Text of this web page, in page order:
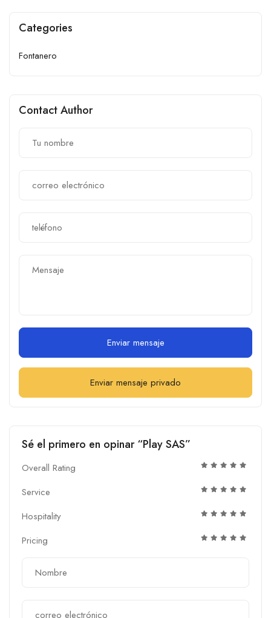
Categories
Fontanero
Contact Author
Enviar mensaje
Enviar mensaje privado
Sé el primero en opinar “Play SAS”
Overall Rating
Service
Hospitality
Pricing